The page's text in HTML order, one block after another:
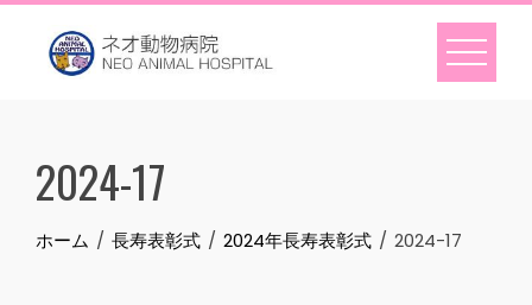
Skip
content
2024-17
ホーム 長寿表彰式 2024年長寿表彰式 2024-17